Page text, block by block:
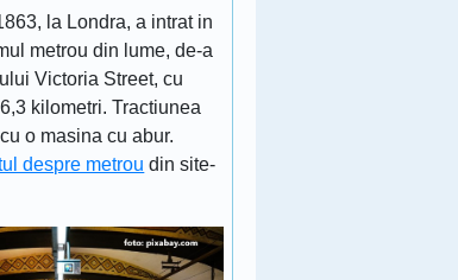
la Londra, a intrat in
metrou din lume, de-a
Victoria Street, cu
kilometri. Tractiunea
o masina cu abur.
despre metrou din site-